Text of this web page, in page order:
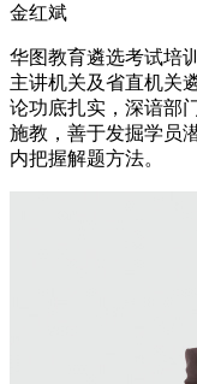
金红斌
华图教育遴选考试培
主讲机关及省直机关
论功底扎实，深谙部
施教，善于发掘学员
内把握解题方法。